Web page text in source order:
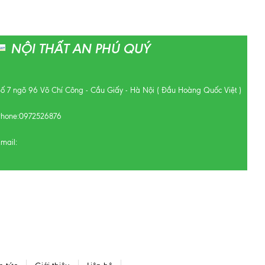
NỘI THẤT AN PHÚ QUÝ
7 ngõ 96 Võ Chí Công - Cầu Giấy - Hà Nội ( Đầu Hoàng Quốc Việt )
0972526876